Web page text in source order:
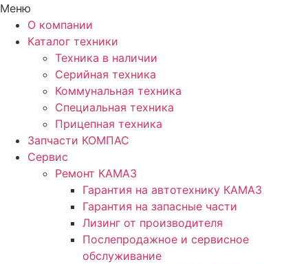
Меню
О компании
Каталог техники
Техника в наличии
Серийная техника
Коммунальная техника
Специальная техника
Прицепная техника
Запчасти КОМПАС
Сервис
Ремонт КАМАЗ
Гарантия на автотехнику КАМАЗ
Гарантия на запасные части
Лизинг от производителя
Послепродажное и сервисное
обслуживание